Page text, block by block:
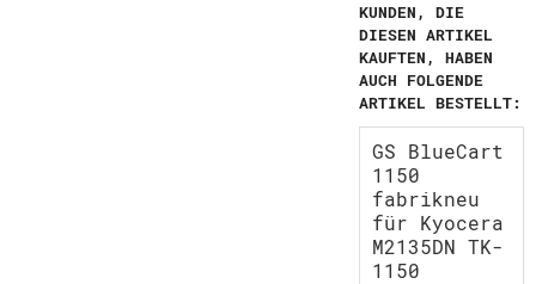
KUNDEN, DIE
DIESEN ARTIKEL
KAUFTEN, HABEN
AUCH FOLGENDE
ARTIKEL BESTELLT:
GS BlueCart
1150
fabrikneu
für Kyocera
M2135DN TK-
1150